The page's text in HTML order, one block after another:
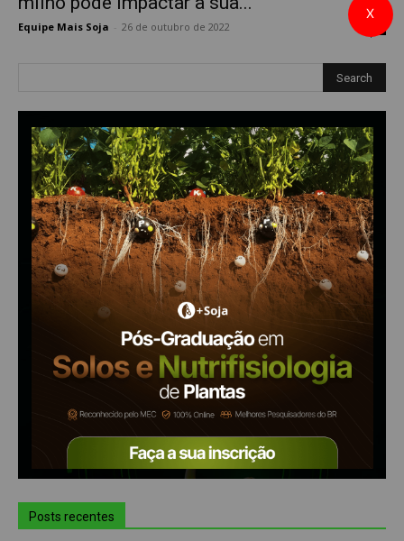
Equipe Mais Soja 26 de outubro de 2022
Posts recentes
X